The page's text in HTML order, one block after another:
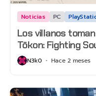
Noticias PC
Los villanos
Tōkon: Fighting
N3k0 Hace 2 meses